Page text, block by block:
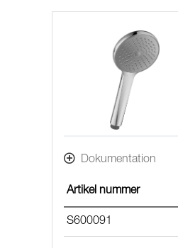
Dokumentation
Artikel nummer
S600091